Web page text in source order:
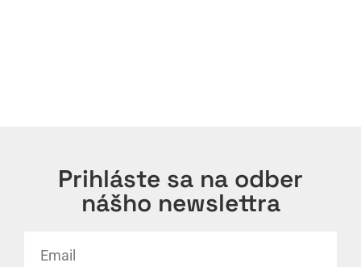
Prihláste sa na odber
nášho newslettra